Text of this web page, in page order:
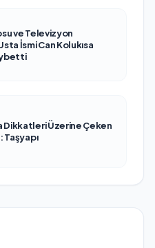
ve Televizyon
İsmi Can Kolukısa
Dikkatleri Üzerine Çeken
Taşyapı